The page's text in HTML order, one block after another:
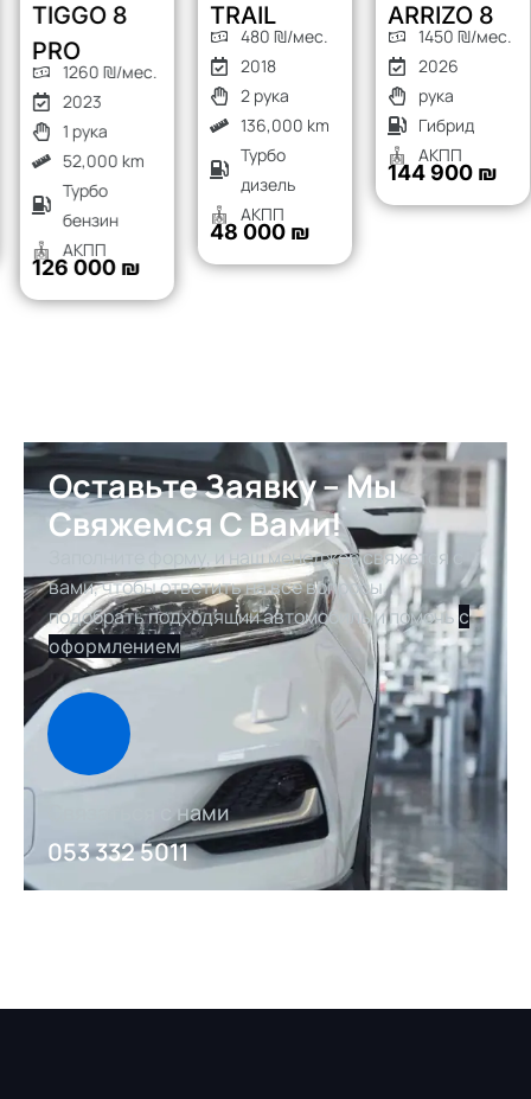
TIGGO 8
PRO
1260 ₪/мес.
2023
1 рука
52,000 km
Турбо
бензин
АКПП
126 000 ₪
TRAIL
480 ₪/мес.
2018
2 рука
136,000 km
Турбо
дизель
АКПП
48 000 ₪
ARRIZO 8
1450 ₪/мес.
2026
рука
Гибрид
АКПП
144 900 ₪
Оставьте Заявку – Мы
Свяжемся С Вами!
Заполните форму, и наш менеджер свяжется с
вами, чтобы ответить на все вопросы,
подобрать подходящий автомобиль и помочьс
оформлением
Связаться с нами
053 332 5011